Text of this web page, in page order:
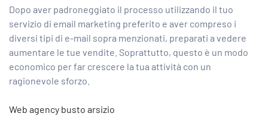
Dopo aver padroneggiato il processo utilizzando il tuo
servizio di email marketing preferito e aver compreso i
diversi tipi di e-mail sopra menzionati, preparati a vedere
aumentare le tue vendite. Soprattutto, questo è un modo
economico per far crescere la tua attività con un
ragionevole sforzo.
Web agency busto arsizio